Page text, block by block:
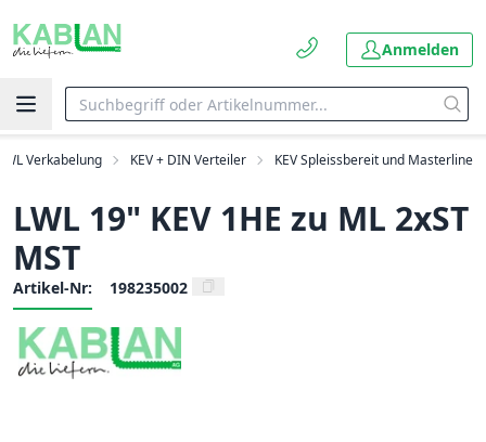
Anmelden
Verkabelung KEV + DIN Verteiler KEV Spleissbereit und Masterline
LWL 19" KEV 1HE zu ML 2xST
MST
Artikel-Nr: 198235002